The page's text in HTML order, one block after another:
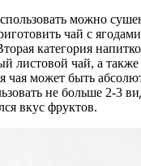
можно
чай с
категория
листовой чай, а
чая может быть
не больше 2-3
вкус фруктов.